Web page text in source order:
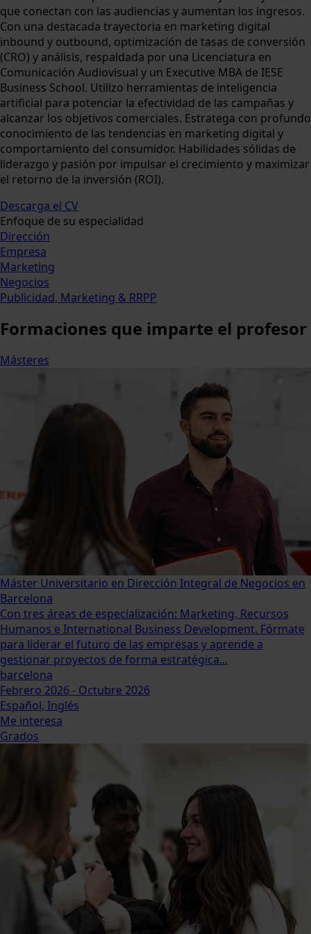
que conectan con las audiencias y aumentan los ingresos.
Con una destacada trayectoria en marketing digital
inbound y outbound, optimización de tasas de conversión
(CRO) y análisis, respaldada por una Licenciatura en
Comunicación Audiovisual y un Executive MBA de IESE
Business School. Utilizo herramientas de inteligencia
artificial para potenciar la efectividad de las campañas y
alcanzar los objetivos comerciales. Estratega con profundo
conocimiento de las tendencias en marketing digital y
comportamiento del consumidor. Habilidades sólidas de
liderazgo y pasión por impulsar el crecimiento y maximizar
el retorno de la inversión (ROI).
Descarga el CV
Enfoque de su especialidad
Dirección
Empresa
Marketing
Negocios
Publicidad, Marketing & RRPP
Formaciones que imparte el profesor
Másteres
Máster Universitario en Dirección Integral de Negocios en
Barcelona
Con tres áreas de especialización: Marketing, Recursos
Humanos e International Business Development. Fórmate
para liderar el futuro de las empresas y aprende a
gestionar proyectos de forma estratégica...
barcelona
Febrero 2026 - Octubre 2026
Español, Inglés
Me interesa
Grados